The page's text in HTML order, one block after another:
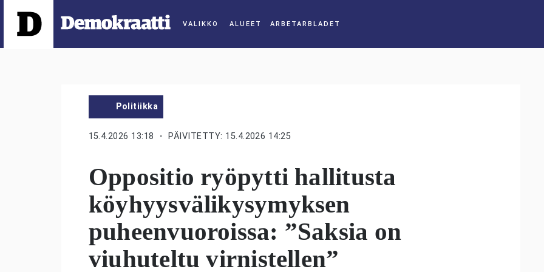
ALUEET
Politiikka
15.4.2026 13:18 ・ PÄIVITETTY: 15.4.2026 14:25
Oppositio ryöpytti hallitusta
köyhyysvälikysymyksen
puheenvuoroissa: ”Saksia on
viuhuteltu virnistellen”